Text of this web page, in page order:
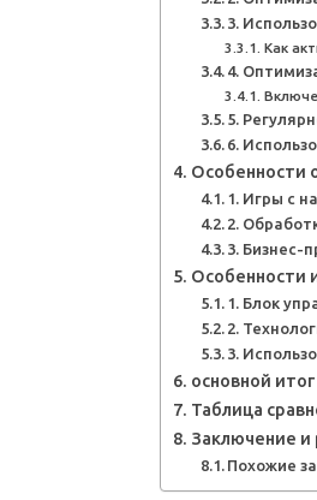
3.
Как
4.
5.
6.
Особенности
1. Игры с
2.
3. Бизнес-
Особенности
1. Блок
2.
3.
основной
Таблица
Заключение
Похожие